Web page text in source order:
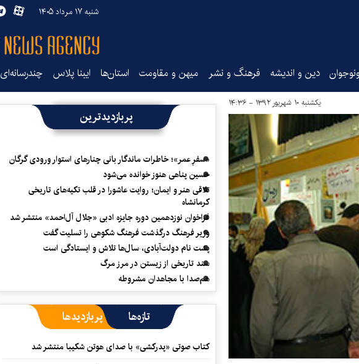
شنبه ۱۷ مرداد ۱۴۰۵
دین و اندیشه فرهنگ و نشر میهن و مقاومت استان‌ها ایبنا پلاس چندرسانه‌ای
یکشنبه ۱۰ شهریور ۱۳۹۲ - ۱۴:۳۶
پربازدیدترین
«سفرِ عمر»؛ خاطرات ماندگار بانی چنارهای استوار ورودی گرگان
حسین پناهی هنوز خوانده می‌شود
تلاقی هنر و ایمان؛ روایت عاشورا در قلب تکیه‌های تاریخی
کرمانشاه
فراخوان نوزدهمین دوره جایزه ادبی «جلال آل‌احمد» منتشر شد
وزیر فرهنگ درگذشت فرهنگ شکوهی را تسلیت گفت
پشت نام دولت‌آبادی، سال‌ها تلاش و ایستادگی است
سند تاریخی از زیستن در مرز مرگ
هم‌صدا با مجاهدان مشروطه
تازه‌ها پربازدیدها
کتاب صوتی «پدرکشی» با صدای هوتن شکیبا منتشر شد